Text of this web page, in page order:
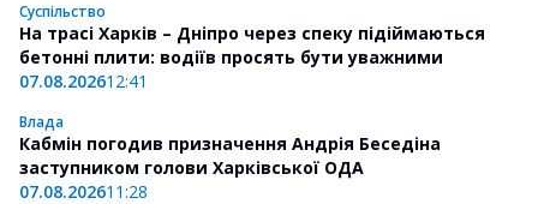
Суспільство
На трасі Харків – Дніпро через спеку підіймаються
бетонні плити: водіїв просять бути уважними
07.08.202612:41
Влада
Кабмін погодив призначення Андрія Беседіна
заступником голови Харківської ОДА
07.08.202611:28